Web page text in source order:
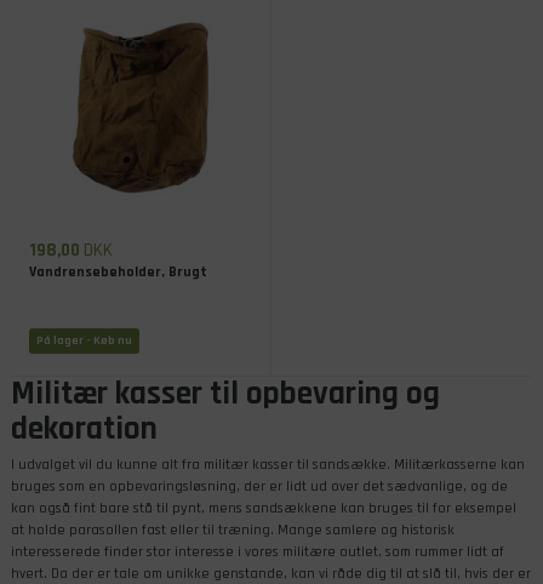
198,00 DKK
Vandrensebeholder, Brugt
På lager - Køb nu
Militær kasser til opbevaring og
dekoration
I udvalget vil du kunne alt fra militær kasser til sandsække. Militærkasserne kan
bruges som en opbevaringsløsning, der er lidt ud over det sædvanlige, og de
kan også fint bare stå til pynt, mens sandsækkene kan bruges til for eksempel
at holde parasollen fast eller til træning. Mange samlere og historisk
interesserede finder stor interesse i vores militære outlet, som rummer lidt af
hvert. Da der er tale om unikke genstande, kan vi råde dig til at slå til, hvis der er